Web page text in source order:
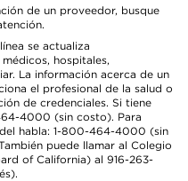
de un proveedor, busque
se actualiza
hospitales,
La información acerca de un
el profesional de la salud o
de credenciales. Si tiene
4000 (sin costo). Para
habla: 1-800-464-4000 (sin
puede llamar al Colegio
of California) al 916-263-